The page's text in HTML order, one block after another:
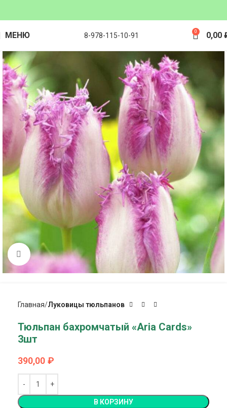
МЕНЮ 8-978-115-10-91 0 0,00
Click to enlarge
Главная Луковицы тюльпанов
Тюльпан бахромчатый «Aria Cards»
3шт
390,00 ₽
В КОРЗИНУ